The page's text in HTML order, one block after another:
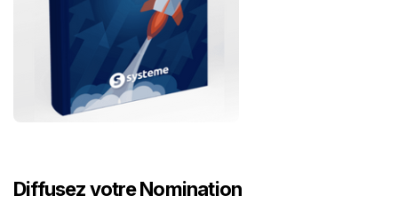
Diffusez votre Nomination